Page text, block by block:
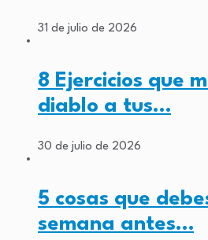
31 de julio de 2026
8 Ejercicios que
diablo a tus…
30 de julio de 2026
5 cosas que
semana antes…